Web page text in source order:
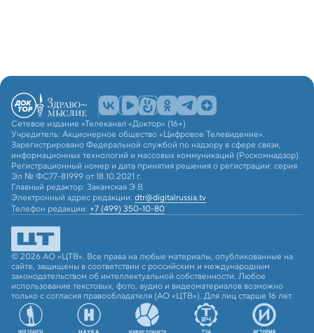
Сетевое издание «Телеканал «Доктор» (16+)
Учредитель: Акционерное общество «Цифровое Телевидение».
Зарегистрировано Федеральной службой по надзору в сфере связи,
информационных технологий и массовых коммуникаций (Роскомнадзор).
Регистрационный номер и дата принятия решения о регистрации: серия
Эл № ФС77-81999 от 18.10.2021 г.
Главный редактор: Закамская Э.В.
Электронный адрес редакции: dtr@digitalrussia.tv
Телефон редакции: +7 (499) 350-10-80
© 2026 АО «ЦТВ». Все права на любые материалы, опубликованные на
сайте, защищены в соответствии с российским и международным
законодательством об интеллектуальной собственности. Любое
использование текстовых, фото, аудио и видеоматериалов возможно
только с согласия правообладателя (АО «ЦТВ»). Для лиц старше 16 лет.